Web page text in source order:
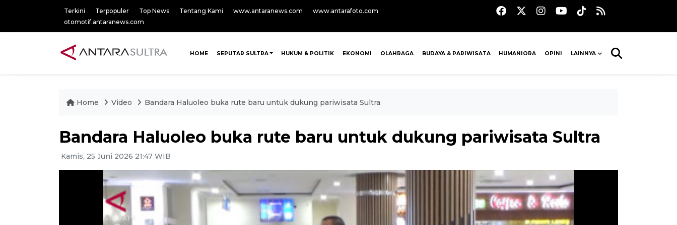
Terkini Terpopuler Top News Tentang Kami www.antaranews.com
www.antarafoto.com
otomotif.antaranews.com
HOME SEPUTAR SULTRA HUKUM & POLITIK EKONOMI OLAHRAGA BUDAYA & PARIWISATA HUMANIORA OPINI LAINNYA
Home Video Bandara Haluoleo buka rute baru untuk dukung pariwisata Sultra
Bandara Haluoleo buka rute baru untuk dukung pariwisata Sultra
Kamis, 25 Juni 2026 21:47 WIB